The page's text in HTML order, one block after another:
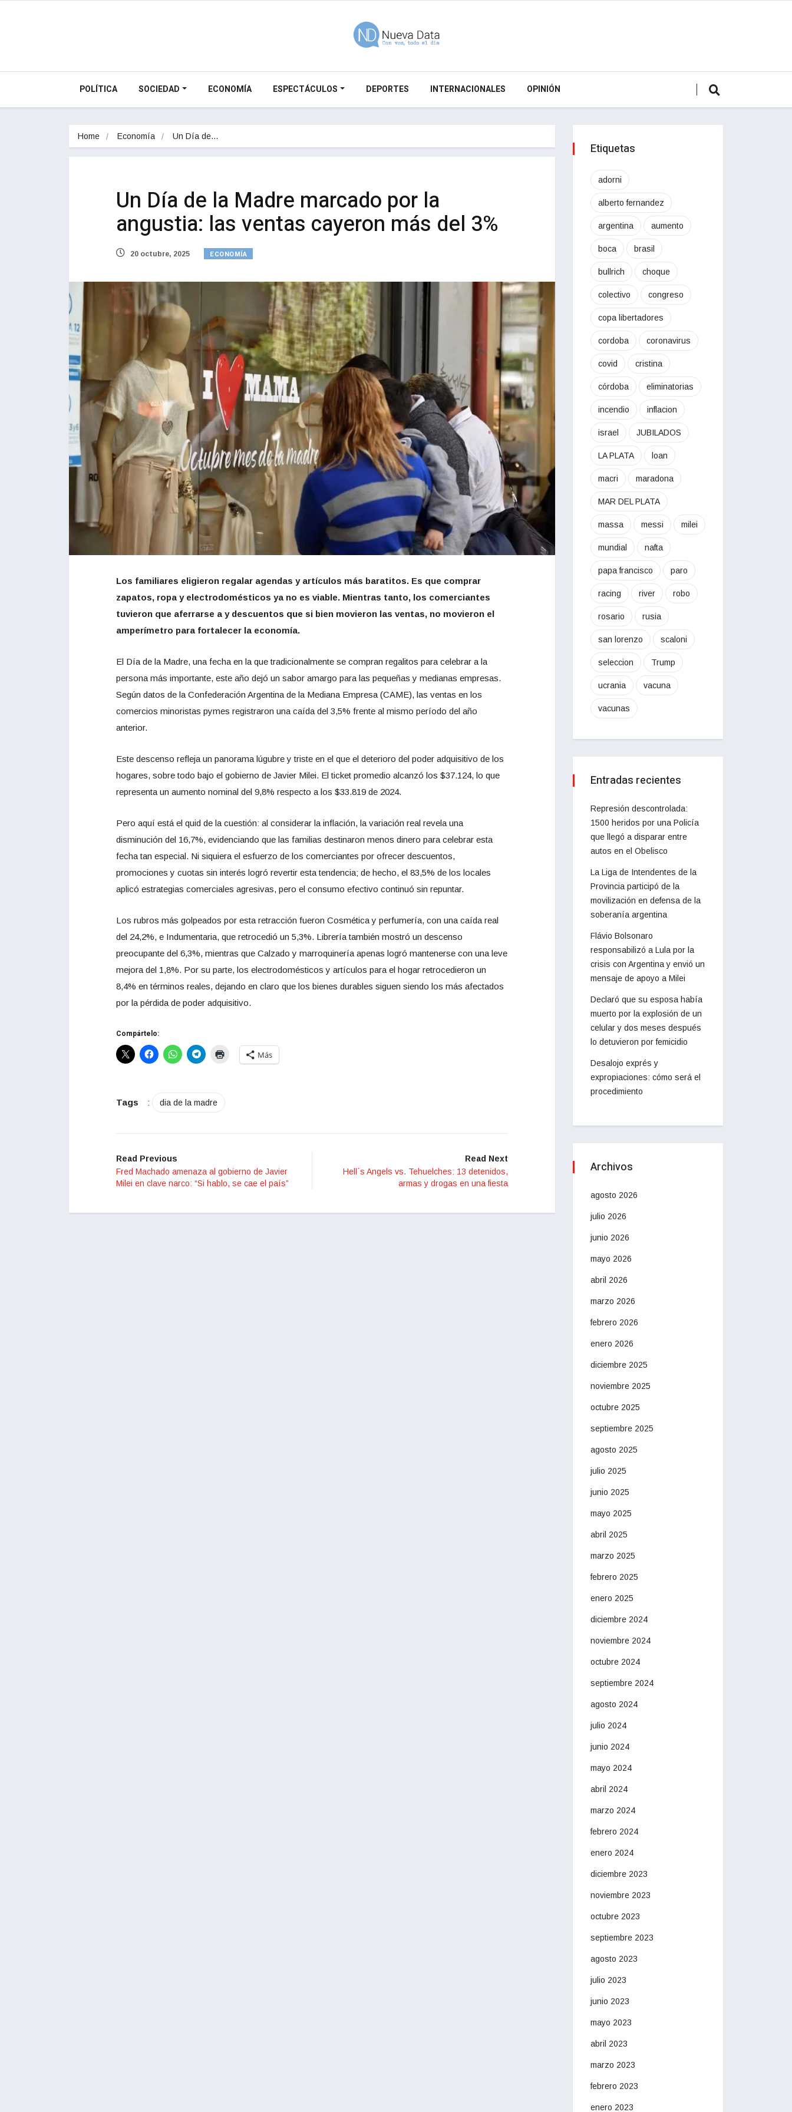
POLÍTICA SOCIEDAD ECONOMÍA ESPECTÁCULOS DEPORTES INTERNACIONALES OPINIÓN
Home Economía Un Día de…
Un Día de la Madre marcado por la
angustia: las ventas cayeron más del 3%
20 octubre, 2025 ECONOMÍA
Los familiares eligieron regalar agendas y artículos más baratitos. Es que comprar
zapatos, ropa y electrodomésticos ya no es viable. Mientras tanto, los comerciantes
tuvieron que aferrarse a y descuentos que si bien movieron las ventas, no movieron el
amperímetro para fortalecer la economía.
El Día de la Madre, una fecha en la que tradicionalmente se compran regalitos para celebrar a la
persona más importante, este año dejó un sabor amargo para las pequeñas y medianas empresas.
Según datos de la Confederación Argentina de la Mediana Empresa (CAME), las ventas en los
comercios minoristas pymes registraron una caída del 3,5% frente al mismo período del año
anterior.
Este descenso refleja un panorama lúgubre y triste en el que el deterioro del poder adquisitivo de los
hogares, sobre todo bajo el gobierno de Javier Milei. El ticket promedio alcanzó los $37.124, lo que
representa un aumento nominal del 9,8% respecto a los $33.819 de 2024.
Pero aquí está el quid de la cuestión: al considerar la inflación, la variación real revela una
disminución del 16,7%, evidenciando que las familias destinaron menos dinero para celebrar esta
fecha tan especial. Ni siquiera el esfuerzo de los comerciantes por ofrecer descuentos,
promociones y cuotas sin interés logró revertir esta tendencia; de hecho, el 83,5% de los locales
aplicó estrategias comerciales agresivas, pero el consumo efectivo continuó sin repuntar.
Los rubros más golpeados por esta retracción fueron Cosmética y perfumería, con una caída real
del 24,2%, e Indumentaria, que retrocedió un 5,3%. Librería también mostró un descenso
preocupante del 6,3%, mientras que Calzado y marroquinería apenas logró mantenerse con una leve
mejora del 1,8%. Por su parte, los electrodomésticos y artículos para el hogar retrocedieron un
8,4% en términos reales, dejando en claro que los bienes durables siguen siendo los más afectados
por la pérdida de poder adquisitivo.
Compártelo:
Más
Tags : dia de la madre
Read Previous
Fred Machado amenaza al gobierno de Javier
Milei en clave narco: “Si hablo, se cae el país”
Read Next
Hell´s Angels vs. Tehuelches: 13 detenidos,
armas y drogas en una fiesta
Etiquetas
adorni
alberto fernandez
argentina aumento
boca brasil
bullrich choque
colectivo congreso
copa libertadores
cordoba coronavirus
covid cristina
córdoba eliminatorias
incendio inflacion
israel JUBILADOS
LA PLATA loan
macri maradona
MAR DEL PLATA
massa messi milei
mundial nafta
papa francisco paro
racing river robo
rosario rusia
san lorenzo scaloni
seleccion Trump
ucrania vacuna
vacunas
Entradas recientes
Represión descontrolada:
1500 heridos por una Policía
que llegó a disparar entre
autos en el Obelisco
La Liga de Intendentes de la
Provincia participó de la
movilización en defensa de la
soberanía argentina
Flávio Bolsonaro
responsabilizó a Lula por la
crisis con Argentina y envió un
mensaje de apoyo a Milei
Declaró que su esposa había
muerto por la explosión de un
celular y dos meses después
lo detuvieron por femicidio
Desalojo exprés y
expropiaciones: cómo será el
procedimiento
Archivos
agosto 2026
julio 2026
junio 2026
mayo 2026
abril 2026
marzo 2026
febrero 2026
enero 2026
diciembre 2025
noviembre 2025
octubre 2025
septiembre 2025
agosto 2025
julio 2025
junio 2025
mayo 2025
abril 2025
marzo 2025
febrero 2025
enero 2025
diciembre 2024
noviembre 2024
octubre 2024
septiembre 2024
agosto 2024
julio 2024
junio 2024
mayo 2024
abril 2024
marzo 2024
febrero 2024
enero 2024
diciembre 2023
noviembre 2023
octubre 2023
septiembre 2023
agosto 2023
julio 2023
junio 2023
mayo 2023
abril 2023
marzo 2023
febrero 2023
enero 2023